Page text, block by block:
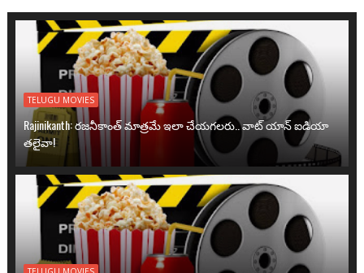
TELUGU MOVIES
Rajinikanth: రజనీకాంత్ మాత్రమే ఇలా చేయగలరు.. వాట్ యాన్ ఐడియా
తలైవా!